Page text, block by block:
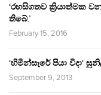
‘රහසිගතව ක්‍රියාත්මක
තිබේ.’
February 15, 2016
‘හිමින්සැරේ පියා විදා‘
September 9, 2013